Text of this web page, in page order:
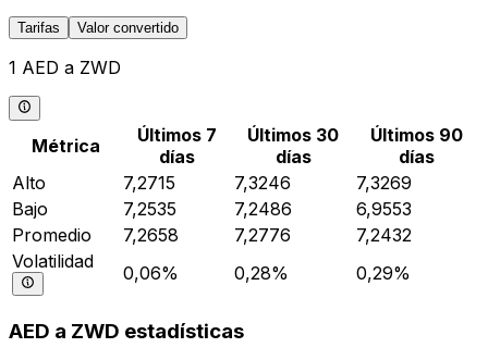
Tarifas Valor convertido
1 AED a ZWD
Métrica
Últimos 7
días
Últimos 30
días
Últimos 90
días
Alto
7,2715 7,3246
7,3269
Bajo
7,2535 7,2486
6,9553
Promedio
7,2658 7,2776
7,2432
Volatilidad
0,06% 0,28% 0,29%
AED a ZWD estadísticas